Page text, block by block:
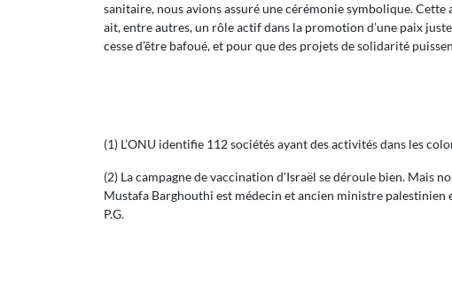
sanitaire, nous avions assuré une cérémonie symbolique.
ait, entre autres, un rôle actif dans la promotion d’une paix
cesse d’être bafoué, et pour que des projets de solidarité
(1) L’ONU identifie 112 sociétés ayant des activités dans les
(2) La campagne de vaccination d’Israël se déroule bien.
Mustafa Barghouthi est médecin et ancien ministre
P.G.